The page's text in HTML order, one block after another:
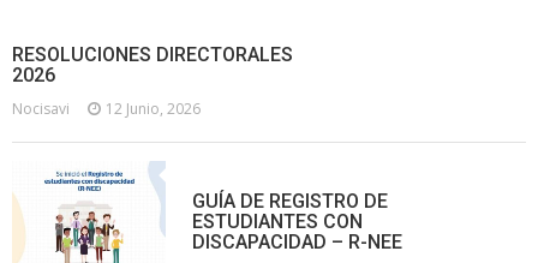
RESOLUCIONES DIRECTORALES
2026
Nocisavi 12 Junio, 2026
GUÍA DE REGISTRO DE
ESTUDIANTES CON
DISCAPACIDAD – R-NEE